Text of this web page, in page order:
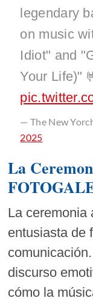
legendary
on music
Idiot" and
Your Life)"
— The New
2025
La
La ceremonia
entusiasta de
discurso
cómo la